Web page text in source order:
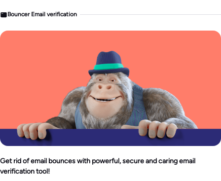
Bouncer Email verification
Get rid of email bounces with powerful, secure and caring email
verification tool!